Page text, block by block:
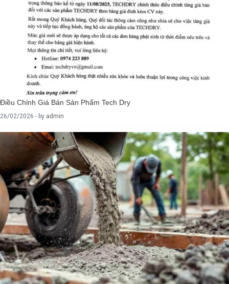
Điều Chỉnh Giá Bán Sản Phẩm Tech Dry
26/02/2026 - by admin